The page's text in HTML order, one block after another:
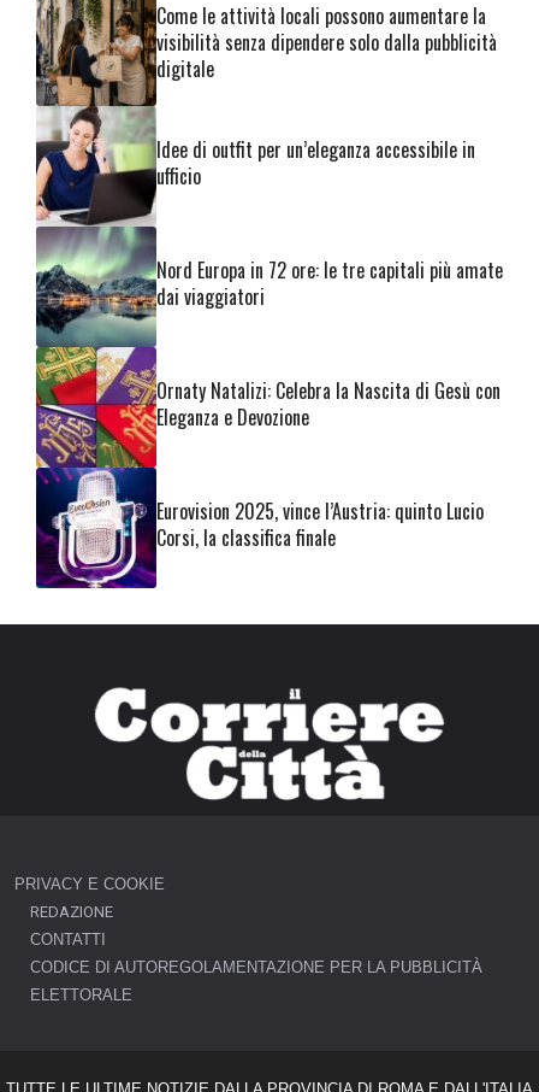
Come le attività locali possono aumentare la
visibilità senza dipendere solo dalla pubblicità
digitale
Idee di outfit per un’eleganza accessibile in
ufficio
Nord Europa in 72 ore: le tre capitali più amate
dai viaggiatori
Ornaty Natalizi: Celebra la Nascita di Gesù con
Eleganza e Devozione
Eurovision 2025, vince l’Austria: quinto Lucio
Corsi, la classifica finale
PRIVACY E COOKIE
REDAZIONE
CONTATTI
CODICE DI AUTOREGOLAMENTAZIONE PER LA PUBBLICITÀ
ELETTORALE